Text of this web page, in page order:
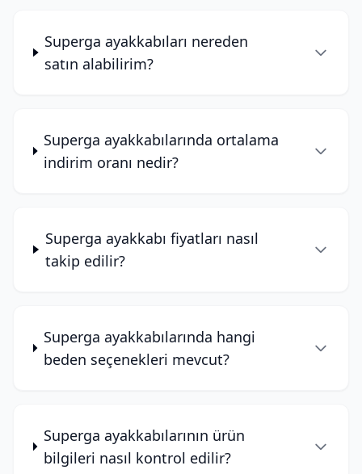
Superga ayakkabıları nereden
satın alabilirim?
Superga ayakkabılarında ortalama
indirim oranı nedir?
Superga ayakkabı fiyatları nasıl
takip edilir?
Superga ayakkabılarında hangi
beden seçenekleri mevcut?
Superga ayakkabılarının ürün
bilgileri nasıl kontrol edilir?